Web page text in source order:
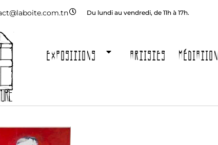
Du lundi au vendredi, de 11h à 17h.
EXPOSITIONS ARTISTES MÉDIATION